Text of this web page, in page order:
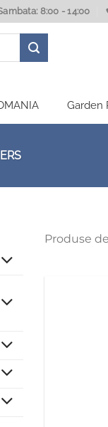
8:00 - 14:00
Garden
Produse